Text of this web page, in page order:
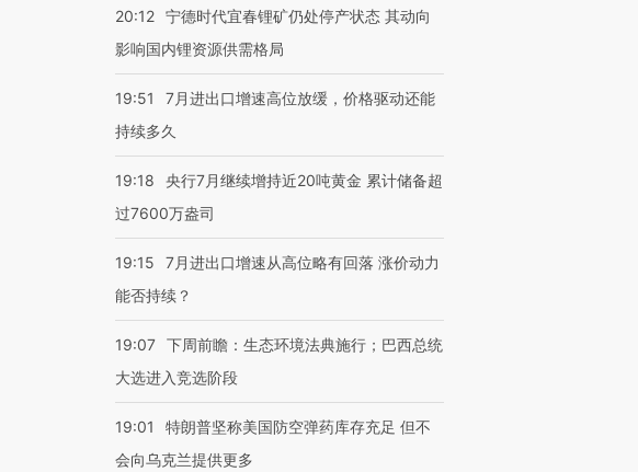
20:12 宁德时代宜春锂矿仍处停产状态 其动向
影响国内锂资源供需格局
19:51
7月进出口增速高位放缓，价格驱动还能
持续多久
19:18
央行7月继续增持近20吨黄金 累计储备超
过7600万盎司
19:15
7月进出口增速从高位略有回落 涨价动力
能否持续？
19:07 下周前瞻：生态环境法典施行；巴西总统
大选进入竞选阶段
19:01
特朗普坚称美国防空弹药库存充足 但不
会向乌克兰提供更多